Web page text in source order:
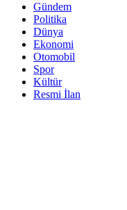
Gündem
Politika
Dünya
Ekonomi
Otomobil
Spor
Kültür
Resmi İlan